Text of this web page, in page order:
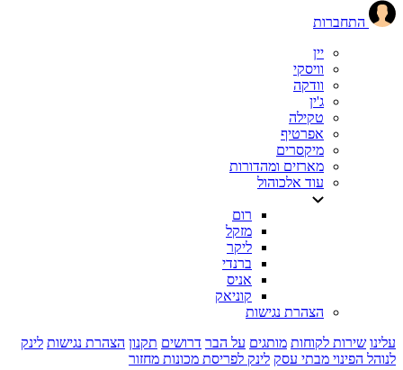
התחברות
יין
וויסקי
וודקה
ג'ין
טקילה
אפרטיף
מיקסרים
מארזים ומהדורות
עוד אלכוהול
רום
מזקל
ליקר
ברנדי
אניס
קוניאק
הצהרת נגישות
עלינו שירות לקוחות מותגים על הבר דרושים תקנון הצהרת נגישות לינק
לנוהל הפינוי מבתי עסק לינק לפריסת מכונות מחזור